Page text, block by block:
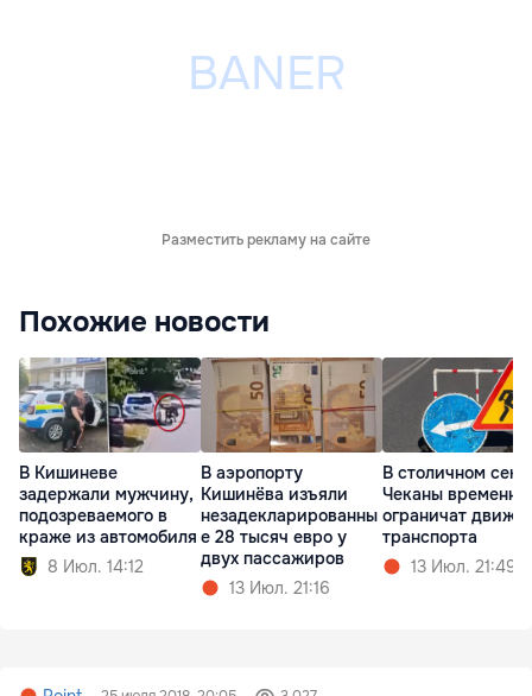
Разместить рекламу на сайте
Похожие новости
В Кишиневе
задержали мужчину,
подозреваемого в
краже из автомобиля
8 Июл. 14:12
В аэропорту
Кишинёва изъяли
незадекларированны
е 28 тысяч евро у
двух пассажиров
13 Июл. 21:16
В столичном
Чеканы временно
ограничат
транспорта
13 Июл. 21:49